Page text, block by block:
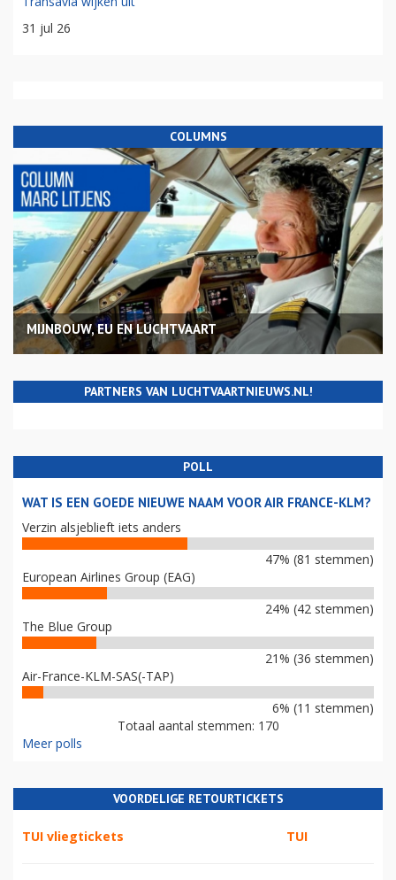
31 jul 26
COLUMNS
MIJNBOUW, EU EN LUCHTVAART
PARTNERS VAN LUCHTVAARTNIEUWS.NL!
POLL
WAT IS EEN GOEDE NIEUWE NAAM VOOR AIR FRANCE-KLM?
Verzin alsjeblieft iets anders
47% (81 stemmen)
European Airlines Group (EAG)
24% (42 stemmen)
The Blue Group
21% (36 stemmen)
Air-France-KLM-SAS(-TAP)
6% (11 stemmen)
Totaal aantal stemmen: 170
Meer polls
VOORDELIGE RETOURTICKETS
TUI vliegtickets TUI